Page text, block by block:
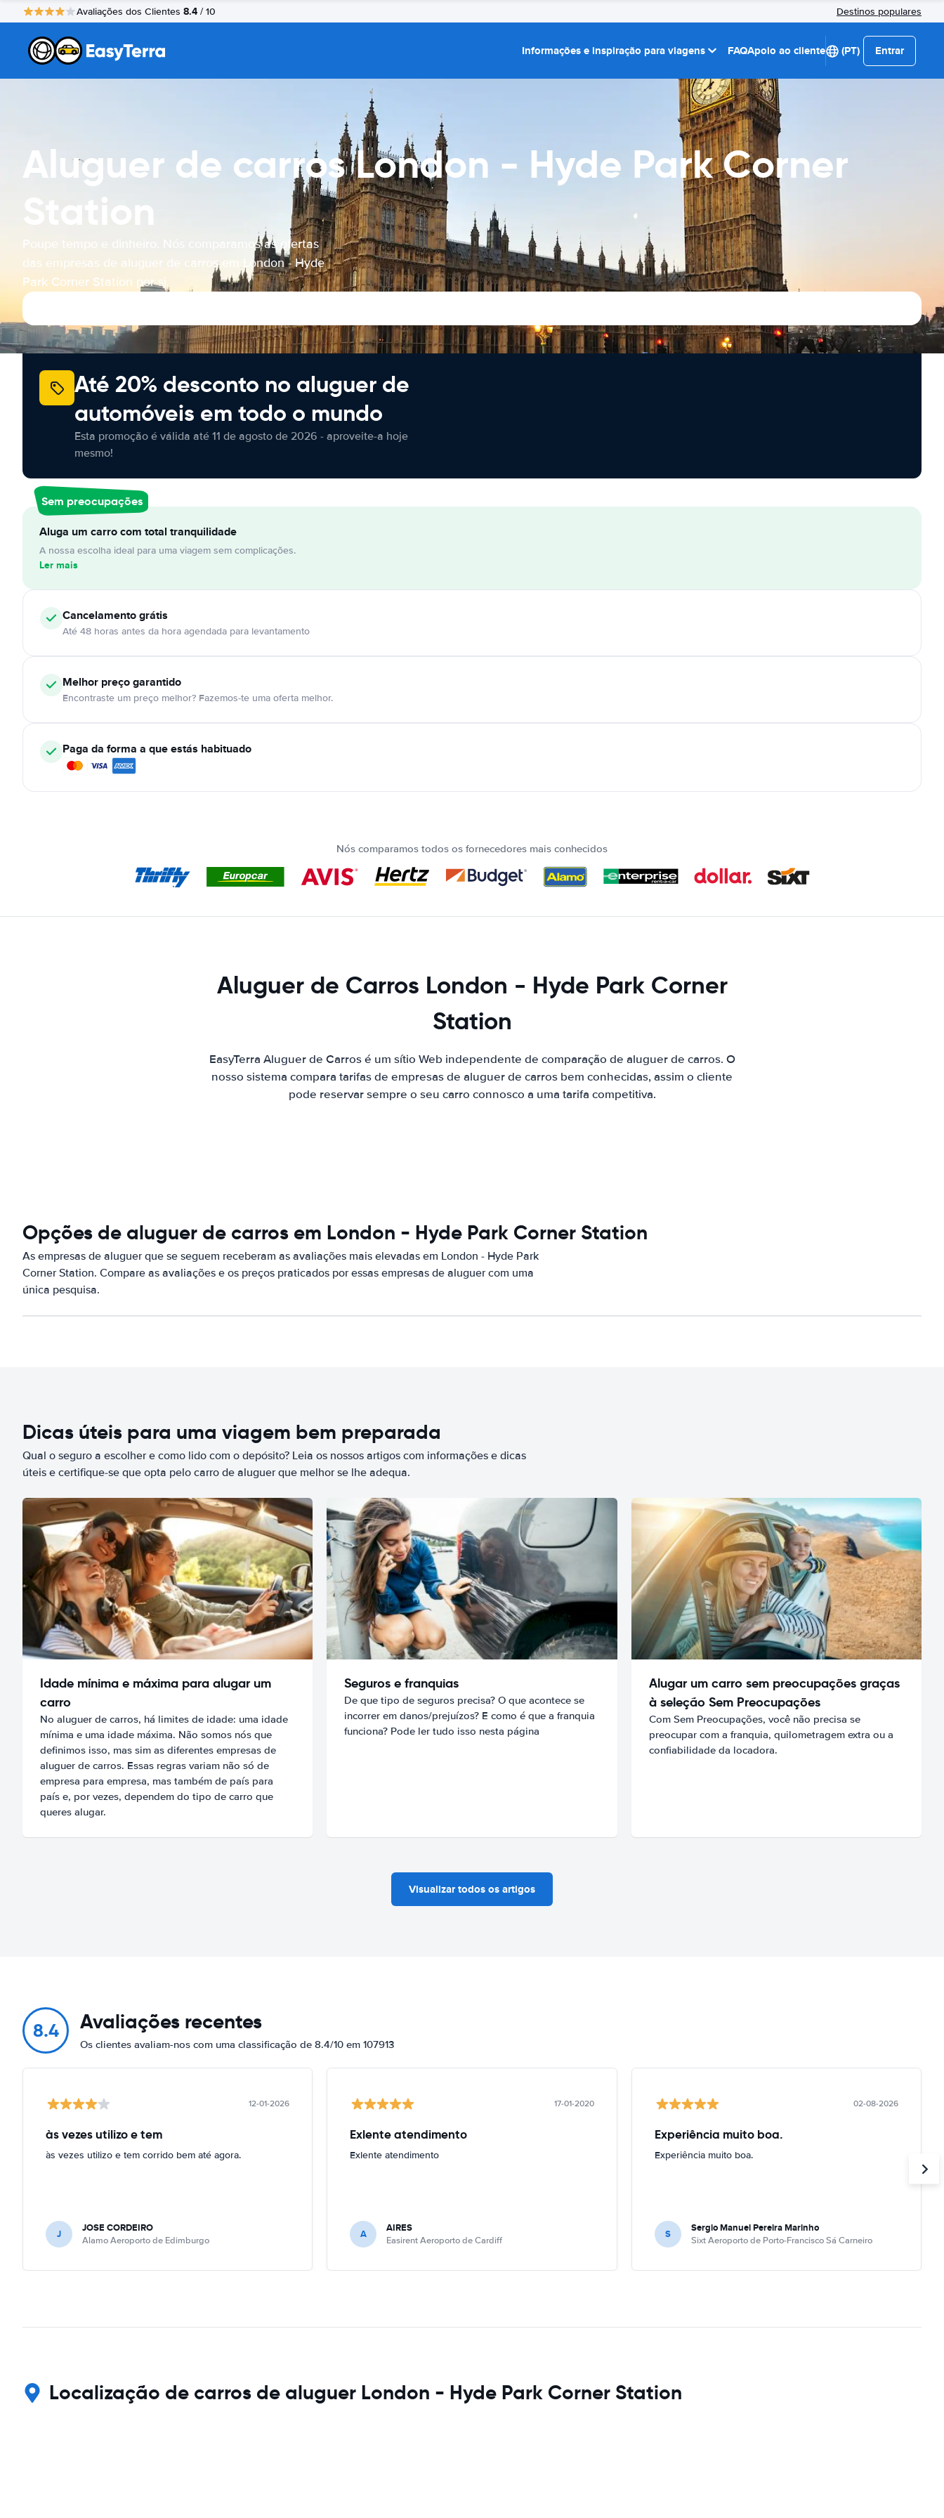
Avaliações dos Clientes 8.4 / 10 Destinos populares
Informações e inspiração para viagens FAQApoio ao cliente (PT) Entrar
Aluguer de carros London - Hyde Park Corner
Station
Poupe tempo e dinheiro. Nós comparamos as ofertas
das empresas de aluguer de carros em London - Hyde
Park Corner Station por si.
Até 20% desconto no aluguer de
automóveis em todo o mundo
Esta promoção é válida até 11 de agosto de 2026 - aproveite-a hoje
mesmo!
Sem preocupações
Aluga um carro com total tranquilidade
A nossa escolha ideal para uma viagem sem complicações.
Ler mais
Cancelamentográtis
Até 48 horas antes da hora agendada para levantamento
Melhor preço garantido
Encontraste um preço melhor? Fazemos-te uma oferta melhor.
Paga da forma a que estás habituado
Nós comparamos todos os fornecedores mais conhecidos
Aluguer de Carros London - Hyde Park Corner
Station
EasyTerra Aluguer de Carros é um sítio Web independente de comparação de aluguer de carros. O
nosso sistema compara tarifas de empresas de aluguer de carros bem conhecidas, assim o cliente
pode reservar sempre o seu carro connosco a uma tarifa competitiva.
Opções de aluguer de carros em London - Hyde Park Corner Station
As empresas de aluguer que se seguem receberam as avaliações mais elevadas em London - Hyde Park
Corner Station. Compare as avaliações e os preços praticados por essas empresas de aluguer com uma
única pesquisa.
Dicas úteis para uma viagem bem preparada
Qual o seguro a escolher e como lido com o depósito? Leia os nossos artigos com informações e dicas
úteis e certifique-se que opta pelo carro de aluguer que melhor se lhe adequa.
Idade mínima e máxima para alugar um
carro
No aluguer de carros, há limites de idade: uma idade
mínima e uma idade máxima. Não somos nós que
definimos isso, mas sim as diferentes empresas de
aluguer de carros. Essas regras variam não só de
empresa para empresa, mas também de país para
país e, por vezes, dependem do tipo de carro que
queres alugar.
Seguros e franquias
De que tipo de seguros precisa? O que acontece se
incorrer em danos/prejuízos? E como é que a franquia
funciona? Pode ler tudo isso nesta página
Alugar um carro sem preocupações graças
à seleção Sem Preocupações
Com Sem Preocupações, você não precisa se
preocupar com a franquia, quilometragem extra ou a
confiabilidade da locadora.
Visualizar todos os artigos
8.4 Avaliações recentes
Os clientes avaliam-nos com uma classificação de 8.4/10 em 107913
12-01-2026
às vezes utilizo e tem
às vezes utilizo e tem corrido bem até agora.
J JOSE CORDEIRO
Alamo Aeroporto de Edimburgo
17-01-2020
Exlente atendimento
Exlente atendimento
A AIRES
Easirent Aeroporto de Cardiff
02-08-2026
Experiência muito boa.
Experiência muito boa.
S Sergio Manuel Pereira Marinho
Sixt Aeroporto de Porto-Francisco Sá Carneiro
Localização de carros de aluguer London - Hyde Park Corner Station